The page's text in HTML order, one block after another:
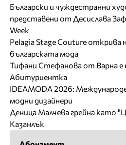
Български и чуждестранни
представени от Десислава
Week
Pelagia Stage Couture открива
българската мода
Тифани Стефанова от Варна
Абитуриентка
IDEAMODA 2026:
модни дизайнери
Деница Малчева грейна като
Казанлък